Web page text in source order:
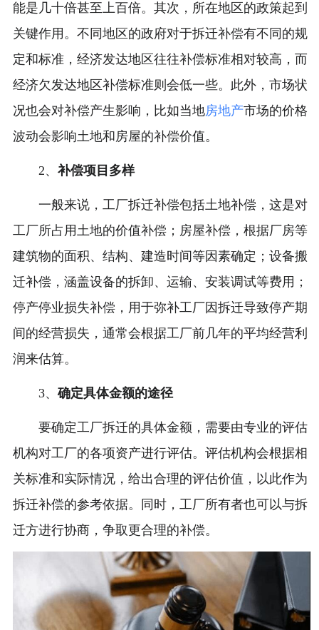
能是几十倍甚至上百倍。其次，所在地区的政策起到
关键作用。不同地区的政府对于拆迁补偿有不同的规
定和标准，经济发达地区往往补偿标准相对较高，而
经济欠发达地区补偿标准则会低一些。此外，市场状
况也会对补偿产生影响，比如当地房地产市场的价格
波动会影响土地和房屋的补偿价值。
2、 补偿项目多样
一般来说，工厂拆迁补偿包括土地补偿，这是对
工厂所占用土地的价值补偿；房屋补偿，根据厂房等
建筑物的面积、结构、建造时间等因素确定；设备搬
迁补偿，涵盖设备的拆卸、运输、安装调试等费用；
停产停业损失补偿，用于弥补工厂因拆迁导致停产期
间的经营损失，通常会根据工厂前几年的平均经营利
润来估算。
3、确定具体金额的途径
要确定工厂拆迁的具体金额，需要由专业的评估
机构对工厂的各项资产进行评估。评估机构会根据相
关标准和实际情况，给出合理的评估价值，以此作为
拆迁补偿的参考依据。同时，工厂所有者也可以与拆
迁方进行协商，争取更合理的补偿。